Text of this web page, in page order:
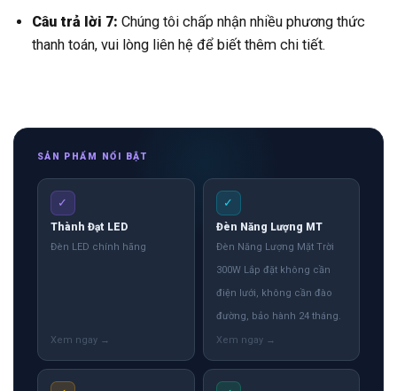
Câu trả lời 7: Chúng tôi chấp nhận nhiều phương thức
thanh toán, vui lòng liên hệ để biết thêm chi tiết.
SẢN PHẨM NỔI BẬT
✓
Thành Đạt LED
Đèn LED chính hãng
✓
Đèn Năng Lượng MT
Đèn Năng Lượng Mặt Trời
300W Lắp đặt không cần
điện lưới, không cần đào
đường, bảo hành 24 tháng.